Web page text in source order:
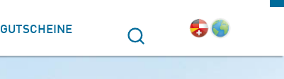
GUTSCHEINE
Suche